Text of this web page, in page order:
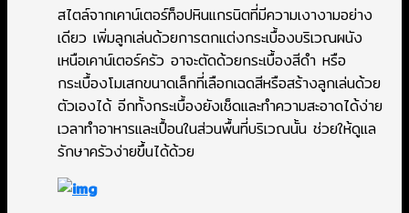
สไตล์จากเคาน์เตอร์ท็อปหินแกรนิตที่มีความเงางามอย่าง
เดียว เพิ่มลูกเล่นด้วยการตกแต่งกระเบื้องบริเวณผนัง
เหนือเคาน์เตอร์ครัว อาจะตัดด้วยกระเบื้องสีดำ หรือ
กระเบื้องโมเสกขนาดเล็กที่เลือกเฉดสีหรือสร้างลูกเล่นด้วย
ตัวเองได้ อีกทั้งกระเบื้องยังเช็ดและทำความสะอาดได้ง่าย
เวลาทำอาหารและเปื้อนในส่วนพื้นที่บริเวณนั้น ช่วยให้ดูแล
รักษาครัวง่ายขึ้นได้ด้วย